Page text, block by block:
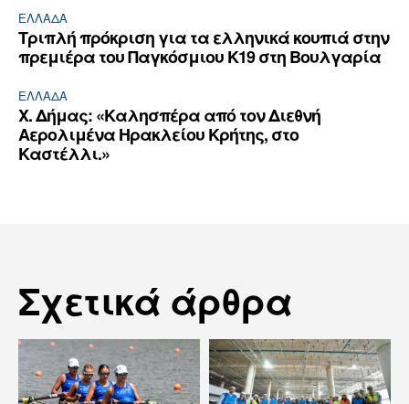
ΕΛΛΆΔΑ
Τριπλή πρόκριση για τα ελληνικά κουπιά στην
πρεμιέρα του Παγκόσμιου Κ19 στη Βουλγαρία
ΕΛΛΆΔΑ
Χ. Δήμας: «Καλησπέρα από τον Διεθνή
Αερολιμένα Ηρακλείου Κρήτης, στο
Καστέλλι.»
Σχετικά άρθρα